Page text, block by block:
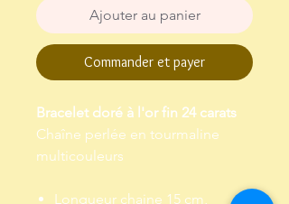
Ajouter au panier
Commander et payer
Bracelet doré à l'or fin 24 carats
Chaîne perlée en tourmaline
multicouleurs
Longueur chaine 15 cm,